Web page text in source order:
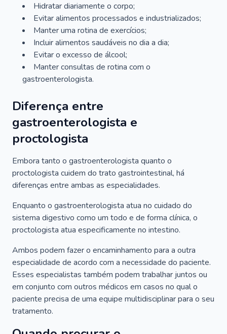
Hidratar diariamente o corpo;
Evitar alimentos processados e industrializados;
Manter uma rotina de exercícios;
Incluir alimentos saudáveis no dia a dia;
Evitar o excesso de álcool;
Manter consultas de rotina com o
gastroenterologista.
Diferença entre
gastroenterologista e
proctologista
Embora tanto o gastroenterologista quanto o
proctologista cuidem do trato gastrointestinal, há
diferenças entre ambas as especialidades.
Enquanto o gastroenterologista atua no cuidado do
sistema digestivo como um todo e de forma clínica, o
proctologista atua especificamente no intestino.
Ambos podem fazer o encaminhamento para a outra
especialidade de acordo com a necessidade do paciente.
Esses especialistas também podem trabalhar juntos ou
em conjunto com outros médicos em casos no qual o
paciente precisa de uma equipe multidisciplinar para o seu
tratamento.